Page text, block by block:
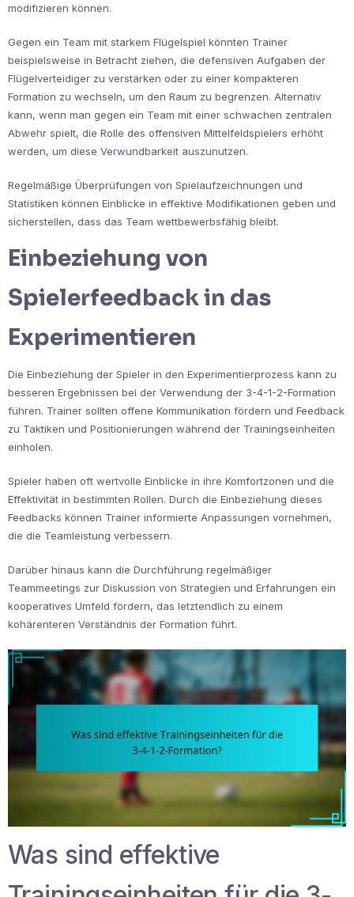
modifizieren können.
Gegen ein Team mit starkem Flügelspiel könnten Trainer
beispielsweise in Betracht ziehen, die defensiven Aufgaben der
Flügelverteidiger zu verstärken oder zu einer kompakteren
Formation zu wechseln, um den Raum zu begrenzen. Alternativ
kann, wenn man gegen ein Team mit einer schwachen zentralen
Abwehr spielt, die Rolle des offensiven Mittelfeldspielers erhöht
werden, um diese Verwundbarkeit auszunutzen.
Regelmäßige Überprüfungen von Spielaufzeichnungen und
Statistiken können Einblicke in effektive Modifikationen geben und
sicherstellen, dass das Team wettbewerbsfähig bleibt.
Einbeziehung von
Spielerfeedback in das
Experimentieren
Die Einbeziehung der Spieler in den Experimentierprozess kann zu
besseren Ergebnissen bei der Verwendung der 3-4-1-2-Formation
führen. Trainer sollten offene Kommunikation fördern und Feedback
zu Taktiken und Positionierungen während der Trainingseinheiten
einholen.
Spieler haben oft wertvolle Einblicke in ihre Komfortzonen und die
Effektivität in bestimmten Rollen. Durch die Einbeziehung dieses
Feedbacks können Trainer informierte Anpassungen vornehmen,
die die Teamleistung verbessern.
Darüber hinaus kann die Durchführung regelmäßiger
Teammeetings zur Diskussion von Strategien und Erfahrungen ein
kooperatives Umfeld fördern, das letztendlich zu einem
kohärenteren Verständnis der Formation führt.
Was sind effektive